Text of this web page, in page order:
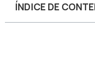
ÍNDICE DE